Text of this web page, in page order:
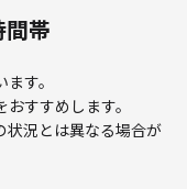
間帯
す。
すすめします。
状況とは異なる場合が